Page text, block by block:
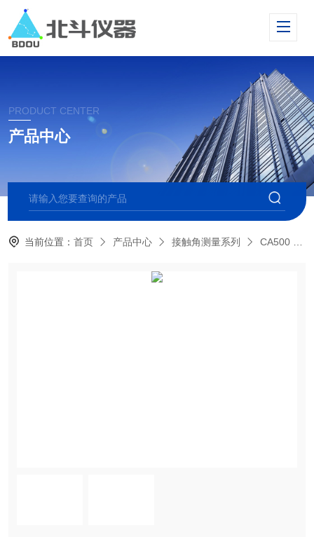
PRODUCT CENTER
产品中心
当前位置：首页 产品中心 接触角测量系列 CA500 倾斜型接触角测量仪